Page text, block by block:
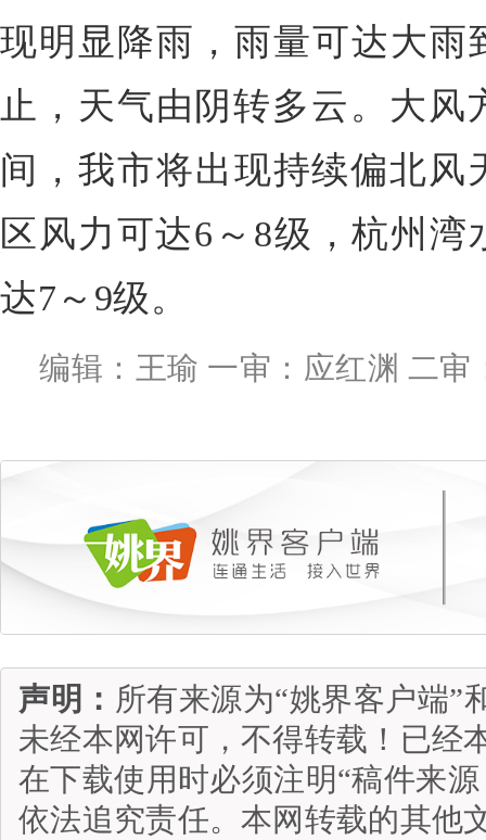
现明显降雨，雨量可达大雨
止，天气由阴转多云。大风
间，我市将出现持续偏北风
区风力可达6～8级，杭州
达7～9级。
编辑：王瑜 一审：应红渊 二审
声明： 所有来源为“姚界客户端”
未经本网许可，不得转载！已经
在下载使用时必须注明“稿件来
依法追究责任。本网转载的其他